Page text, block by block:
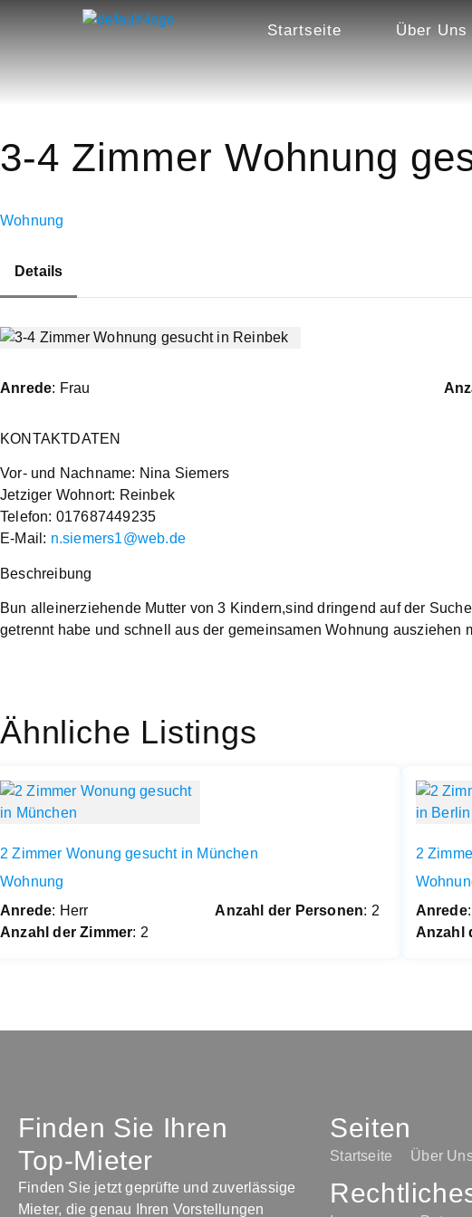
Startseite Über Uns
3-4 Zimmer Wohnung
Wohnung
Details
Anrede: Frau
KONTAKTDATEN
Vor- und Nachname: Nina Siemers
Jetziger Wohnort: Reinbek
Telefon: 017687449235
E-Mail: n.siemers1@web.de
Beschreibung
Bun alleinerziehende Mutter von 3 Kindern,sind dringend auf der
getrennt habe und schnell aus der gemeinsamen Wohnung ausziehen
Ähnliche Listings
2 Zimmer Wonung gesucht in München
Wohnung
Anrede: Herr Anzahl der Personen: 2
Anzahl der Zimmer: 2
2
Anrede
Anzahl
Finden Sie Ihren
Top-Mieter
Finden Sie jetzt geprüfte und zuverlässige
Mieter, die genau Ihren Vorstellungen
Seiten
Startseite Über